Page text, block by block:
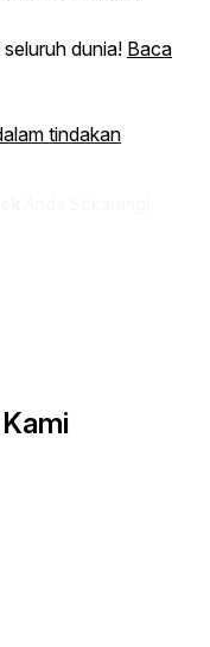
dunia! Baca
tindakan